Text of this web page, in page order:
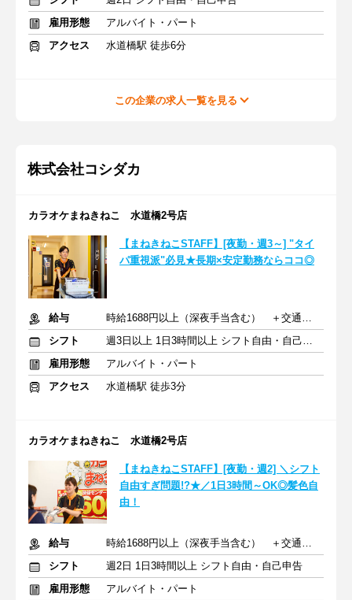
雇用形態
アルバイト・パート
アクセス
水道橋駅 徒歩6分
この企業の求人一覧を見る
株式会社コシダカ
カラオケまねきねこ 水道橋2号店
【まねきねこSTAFF】[夜勤・週3～] "タイ
パ重視派"必見★長期×安定勤務ならココ◎
給与
時給1688円以上（深夜手当含む） ＋交通費支給
シフト
週3日以上 1日3時間以上 シフト自由・自己申告
雇用形態
アルバイト・パート
アクセス
水道橋駅 徒歩3分
カラオケまねきねこ 水道橋2号店
【まねきねこSTAFF】[夜勤・週2] ＼シフト
自由すぎ問題!?★／1日3時間～OK◎髪色自
由！
給与
時給1688円以上（深夜手当含む） ＋交通費支給
シフト
週2日 1日3時間以上 シフト自由・自己申告
雇用形態
アルバイト・パート